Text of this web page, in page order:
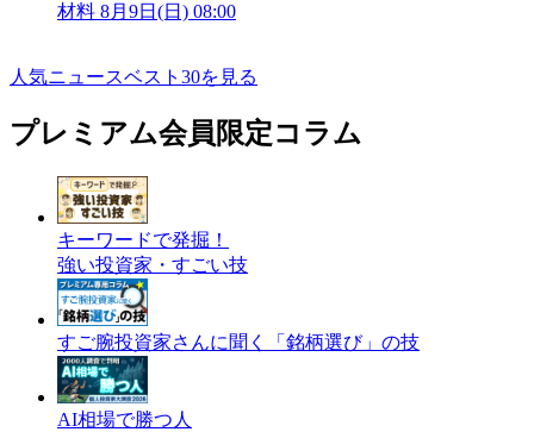
材料 8月9日(日) 08:00
人気ニュースベスト30を見る
プレミアム会員限定コラム
キーワードで発掘！
強い投資家・すごい技
すご腕投資家さんに聞く「銘柄選び」の技
AI相場で勝つ人